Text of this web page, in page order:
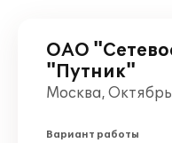
ОАО
"Путник"
Москва, Октябрь
Вариант работы